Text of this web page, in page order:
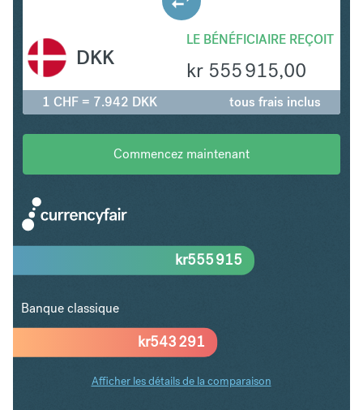
LE BÉNÉFICIAIRE REÇOIT
kr 555 915,00
DKK
1 CHF = 7.942 DKK tous frais inclus
Commencez maintenant
kr543 291
kr555 915
Banque classique
Afficher les détails de la comparaison